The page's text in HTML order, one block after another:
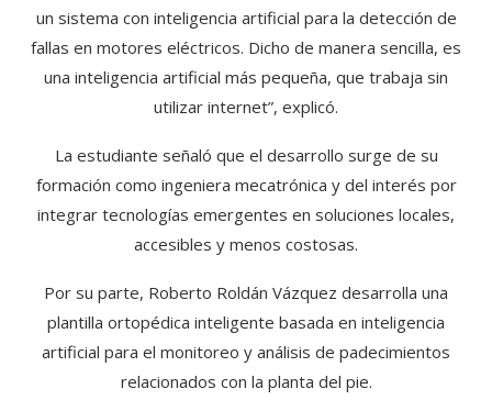
un sistema con inteligencia artificial para la detección de
fallas en motores eléctricos. Dicho de manera sencilla, es
una inteligencia artificial más pequeña, que trabaja sin
utilizar internet”, explicó.
La estudiante señaló que el desarrollo surge de su
formación como ingeniera mecatrónica y del interés por
integrar tecnologías emergentes en soluciones locales,
accesibles y menos costosas.
Por su parte, Roberto Roldán Vázquez desarrolla una
plantilla ortopédica inteligente basada en inteligencia
artificial para el monitoreo y análisis de padecimientos
relacionados con la planta del pie.